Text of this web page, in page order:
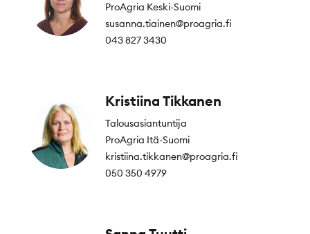
ProAgria Keski-Suomi
susanna.tiainen@proagria.fi
043 827 3430
Kristiina Tikkanen
Talousasiantuntija
ProAgria Itä-Suomi
kristiina.tikkanen@proagria.fi
050 350 4979